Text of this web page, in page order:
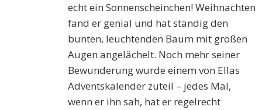
echt ein Sonnenscheinchen! Weihnachten
fand er genial und hat ständig den
bunten, leuchtenden Baum mit großen
Augen angelächelt. Noch mehr seiner
Bewunderung wurde einem von Ellas
Adventskalender zuteil – jedes Mal,
wenn er ihn sah, hat er regelrecht